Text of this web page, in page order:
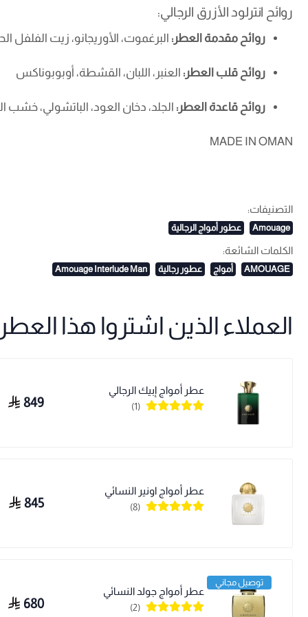
روائح انترلود الأزرق الرجالي:
روائح مقدمة العطر: البرغموت، الأوريجانو، زيت الفلفل
روائح قلب العطر: العنبر، اللبان، القشطة، أوبوبوناكس
روائح قاعدة العطر: الجلد، دخان العود، الباتشولي، خشب
MADE IN OMAN
التصنيفات:
Amouage عطور أمواج الرجالية
الكلمات الشائعة:
AMOUAGE أمواج عطور رجالية Amouage Interlude Man
العملاء الذين اشتروا هذا
عطر أمواج إبيك الرجالي
(1)
849
عطر أمواج اونير النسائي
(8)
845
عطر أمواج جولد النسائي
(2)
680
توصيل مجاني